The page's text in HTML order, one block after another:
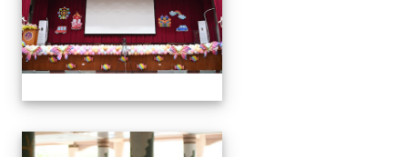
24屆文化國小畢業典禮